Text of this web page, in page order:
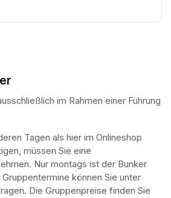
im Rahmen einer Führung
Tagen als hier im Onlineshop
müssen Sie eine
Nur montags ist der Bunker
können Sie unter
Die Gruppenpreise finden Sie